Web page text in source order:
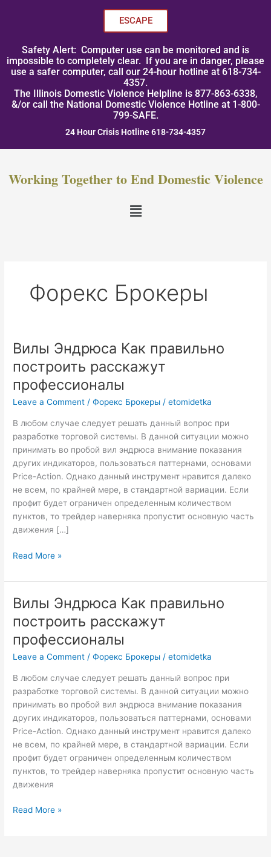
ESCAPE
Safety Alert: Computer use can be monitored and is
impossible to completely clear. If you are in danger, please
use a safer computer, call our 24-hour hotline at 618-734-
4357.
The Illinois Domestic Violence Helpline is 877-863-6338,
&/or call the National Domestic Violence Hotline at 1-800-
799-SAFE.
24 Hour Crisis Hotline 618-734-4357
Working Together to End Domestic Violence
Menu
Форекс Брокеры
Вилы Эндрюса Как правильно
построить расскажут
профессионалы
Leave a Comment /Форекс Брокеры /etomidetka
В любом случае следует решать данный вопрос при
разработке торговой системы. В данной ситуации можно
принимать во пробой вил эндрюса внимание показания
других индикаторов, пользоваться паттернами, основами
Price-Action. Однако данный инструмент нравится далеко
не всем, по крайней мере, в стандартной вариации. Если
профит будет ограничен определенным количеством
пунктов, то трейдер наверняка пропустит основную часть
движения […]
Вилы
Как
правильно
построить
профессионалы
Read More »
Вилы Эндрюса Как правильно
построить расскажут
профессионалы
Leave a Comment /Форекс Брокеры /etomidetka
В любом случае следует решать данный вопрос при
разработке торговой системы. В данной ситуации можно
принимать во пробой вил эндрюса внимание показания
других индикаторов, пользоваться паттернами, основами
Price-Action. Однако данный инструмент нравится далеко
не всем, по крайней мере, в стандартной вариации. Если
профит будет ограничен определенным количеством
пунктов, то трейдер наверняка пропустит основную часть
движения
Вилы
Как
правильно
построить
профессионалы
Read More »